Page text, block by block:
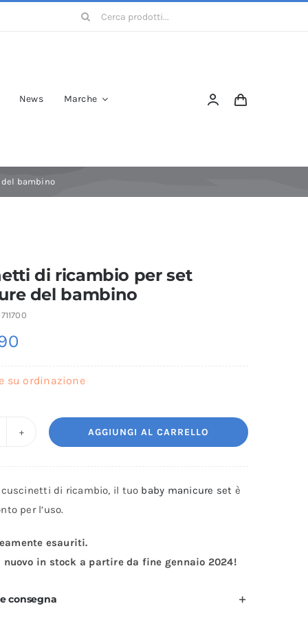
Cerca
News Marche
bambino
di ricambio per set
del bambino
su ordinazione
AGGIUNGI AL CARRELLO
di ricambio, il tuo baby manicure set è
per l’uso.
esauriti.
nuovo in stock a partire da fine gennaio 2024!
consegna